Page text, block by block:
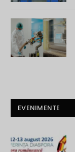
EVENIMENTE